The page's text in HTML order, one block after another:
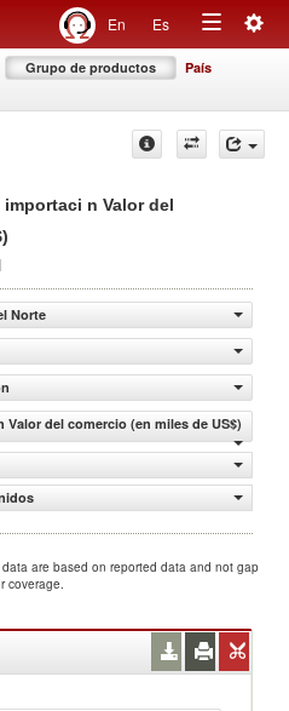
En Es
Toggle
Grupo de productos País
n Valor del
Norte
Valor del comercio (en miles de US$)
are based on reported data and not gap
coverage.